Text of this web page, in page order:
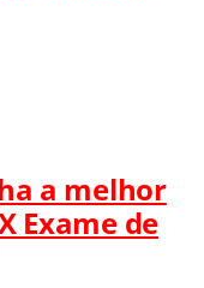
a melhor
Exame de